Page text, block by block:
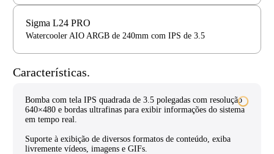
Sigma L24 PRO
Watercooler AIO ARGB de 240mm com IPS de 3.5
Características.
Bomba com tela IPS quadrada de 3.5 polegadas com resolução
640×480 e bordas ultrafinas para exibir informações do sistema
em tempo real.
Suporte à exibição de diversos formatos de conteúdo, exiba
livremente vídeos, imagens e GIFs.